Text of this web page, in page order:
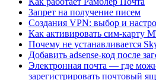
Запрет на получение писем
Создания VPN: выбор и
Как активировать сим-карту
Почему не устанавливается
Добавить adsense-код после
Электронная почта — где
зарегистрировать почтовый